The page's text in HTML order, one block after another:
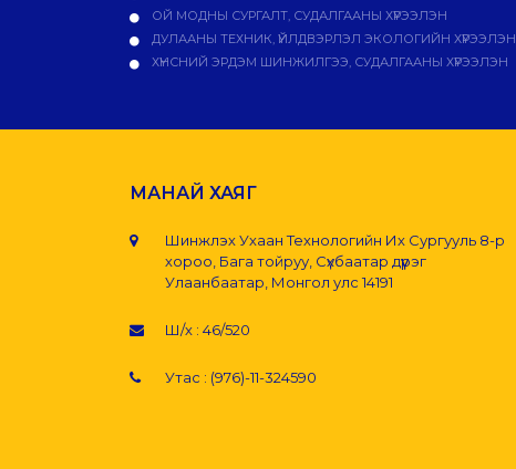
ОЙ МОДНЫ СУРГАЛТ, СУДАЛГААНЫ ХҮРЭЭЛЭН
ДУЛААНЫ ТЕХНИК, ҮЙЛДВЭРЛЭЛ ЭКОЛОГИЙН ХҮРЭЭЛЭН
ХҮНСНИЙ ЭРДЭМ ШИНЖИЛГЭЭ, СУДАЛГААНЫ ХҮРЭЭЛЭН
МАНАЙ ХАЯГ
Шинжлэх Ухаан Технологийн Их Сургууль 8-р
хороо, Бага тойруу, Сүхбаатар дүүрэг
Улаанбаатар, Монгол улс 14191
Ш/х : 46/520
Утас : (976)-11-324590